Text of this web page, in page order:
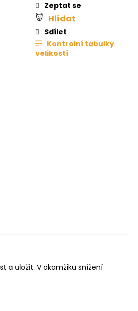
Zeptat se
Hlídat
Sdílet
Kontrolní tabulky
velikostí
a uložit. V okamžiku snížení